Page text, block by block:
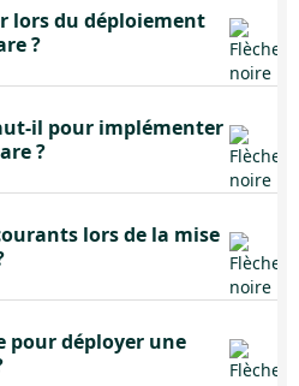
lors du déploiement
?
il pour implémenter
?
lors de la mise
pour déployer une